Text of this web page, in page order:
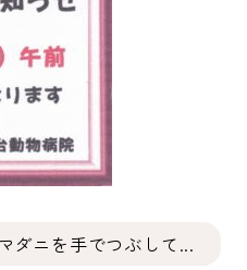
マダニを手でつぶして...